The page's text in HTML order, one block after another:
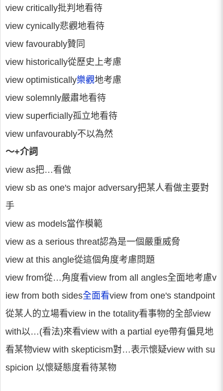
view critically批判地看待
view cynically悲觀地看待
view favourably贊同
view historically從歷史上考慮
view optimistically樂觀地考慮
view solemnly嚴肅地看待
view superficially孤立地看待
view unfavourably不以為然
～+介詞
view as把…看做
view sb as one's major adversary把某人看做主要對
手
view as models當作模範
view as a serious threat認為是一個嚴重威脅
view at this angle從這個角度考慮問題
view from從…角度看view from all angles全面地考慮v
iew from both sides全面看view from one's standpoint
從某人的立場看view in the totality看事物的全部view
with以…(看法)來看view with a partial eye帶有偏見地
看某物view with skepticism對…表示懷疑view with su
spicion 以懷疑態度看待某物